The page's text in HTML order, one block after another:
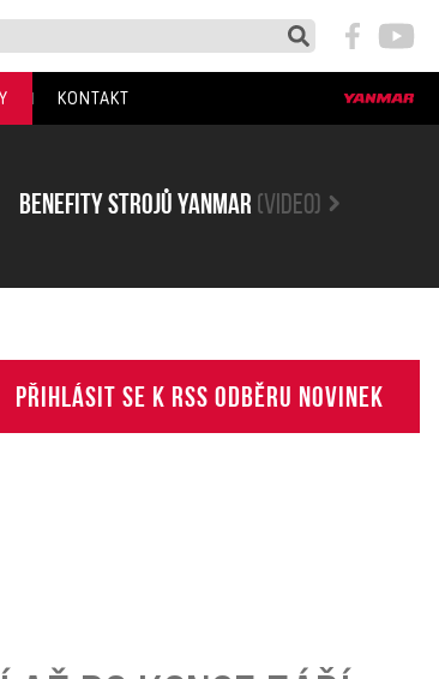
KONTAKT
Benefity strojů yanmar (video)
Přihlásit se k RSS odběru novinek